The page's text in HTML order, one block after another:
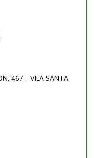
467 - VILA SANTA